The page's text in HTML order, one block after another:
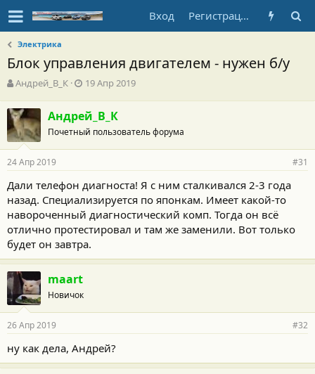
Вход Регистрация
Электрика
Блок управления двигателем - нужен б/у
А
т
о
р
т
е
м
ы
Андрей_В_К
Д
а
н
а
л
а
19 Апр 2019
Андрей_В_К
Почетный пользователь форума
24 Апр 2019 #31
Дали телефон диагноста! Я с ним сталкивался 2-3 года
назад. Специализируется по японкам. Имеет какой-то
навороченный диагностический комп. Тогда он всё
отлично протестировал и там же заменили. Вот только
будет он завтра.
maart
Новичок
26 Апр 2019 #32
ну как дела, Андрей?